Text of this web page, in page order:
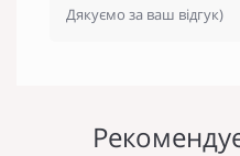
Дякуємо за ваш відгук)